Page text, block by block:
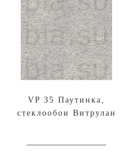
VP 35 Паутинка,
стеклообои Витрулан